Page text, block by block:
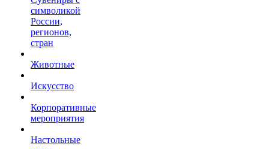
символикой
России,
регионов,
стран
Животные
Искусство
Корпоративные
мероприятия
Настольные